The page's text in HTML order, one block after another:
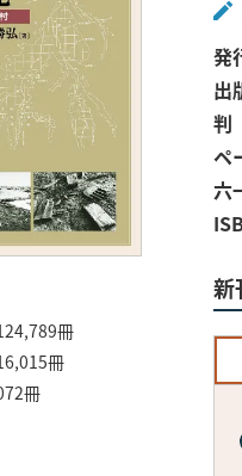
冊
冊
冊
発
出
判
ペ
六
新